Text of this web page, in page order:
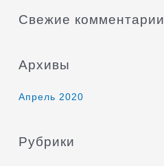
Свежие комментарии
Архивы
Апрель 2020
Рубрики